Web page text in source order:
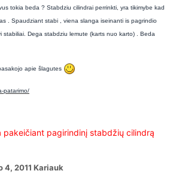
tokia beda ? Stabdziu cilindrai perrinkti, yra tikimybe kad
. Spaudziant stabi , viena slanga iseinanti is pagrindio
stabiliai. Dega stabdziu lemute (karts nuo karto) . Beda
apie šlagutes
patarimo/
pakeičiant pagirindinį stabdžių cilindrą
4, 2011 Kariauk